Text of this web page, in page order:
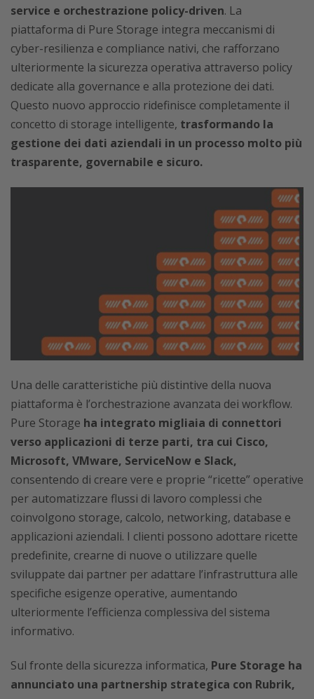
service e orchestrazione policy-driven. La
piattaforma di Pure Storage integra meccanismi di
cyber-resilienza e compliance nativi, che rafforzano
ulteriormente la sicurezza operativa attraverso policy
dedicate alla governance e alla protezione dei dati.
Questo nuovo approccio ridefinisce completamente il
concetto di storage intelligente, trasformando la
gestione dei dati aziendali in un processo molto più
trasparente, governabile e sicuro.
Una delle caratteristiche più distintive della nuova
piattaforma è l’orchestrazione avanzata dei workflow.
Pure Storage ha integrato migliaia di connettori
verso applicazioni di terze parti, tra cui Cisco,
Microsoft, VMware, ServiceNow e Slack,
consentendo di creare vere e proprie “ricette” operative
per automatizzare flussi di lavoro complessi che
coinvolgono storage, calcolo, networking, database e
applicazioni aziendali. I clienti possono adottare ricette
predefinite, crearne di nuove o utilizzare quelle
sviluppate dai partner per adattare l’infrastruttura alle
specifiche esigenze operative, aumentando
ulteriormente l’efficienza complessiva del sistema
informativo.
Sul fronte della sicurezza informatica, Pure Storage ha
annunciato una partnership strategica con Rubrik,